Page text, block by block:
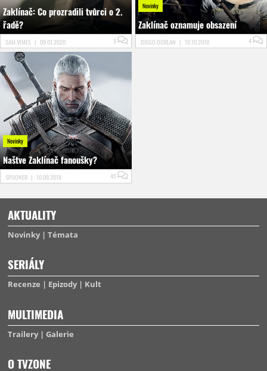
Zaklínač: Co prozradili tvůrci o 2.
řadě?
SAM.VIMES | 09.01.2020 8
Novinky
Zaklínač oznamuje obsazení
DIEGO.DORLAN | 10.10.2018 4
Novinky
Naštve Zaklínač fanoušky?
SPOONER | 10.09.2018 45
AKTUALITY
Novinky Témata
SERIÁLY
Recenze Epizody Kult
MULTIMEDIA
Trailery Galerie
O TVZONE